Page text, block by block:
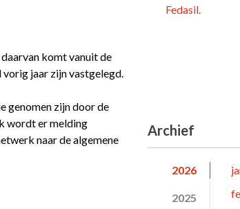
komt vanuit de
jaar zijn vastgelegd.
genomen zijn door de
wordt er melding
naar de algemene
Fedasil.
Archief
2026
2025